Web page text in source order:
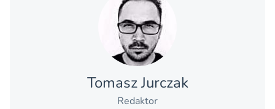
Tomasz Jurczak
Redaktor